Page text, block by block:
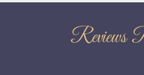
Reviews